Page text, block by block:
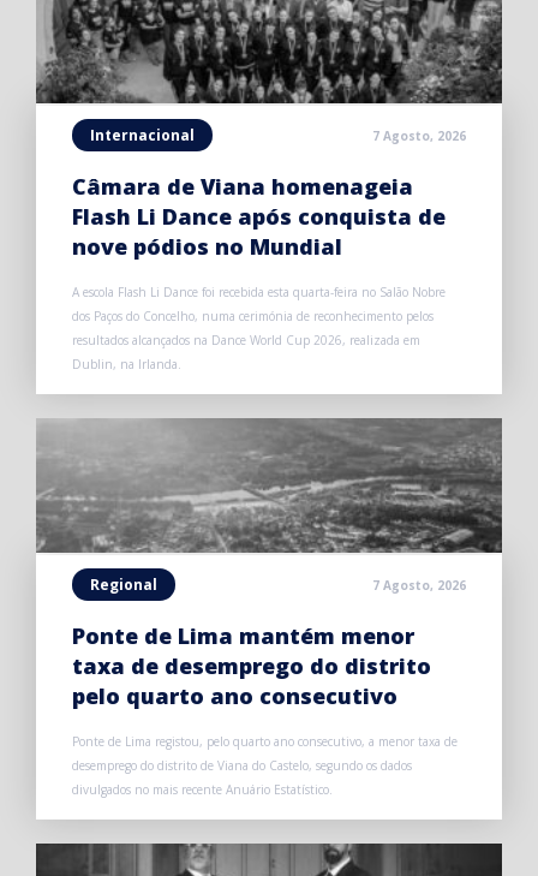
Internacional 7 Agosto, 2026
Câmara de Viana homenageia
Flash Li Dance após conquista de
nove pódios no Mundial
A escola Flash Li Dance foi recebida esta quarta-feira no Salão Nobre
dos Paços do Concelho, numa cerimónia de reconhecimento pelos
resultados alcançados na Dance World Cup 2026, realizada em
Dublin, na Irlanda.
Regional 7 Agosto, 2026
Ponte de Lima mantém menor
taxa de desemprego do distrito
pelo quarto ano consecutivo
Ponte de Lima registou, pelo quarto ano consecutivo, a menor taxa de
desemprego do distrito de Viana do Castelo, segundo os dados
divulgados no mais recente Anuário Estatístico.